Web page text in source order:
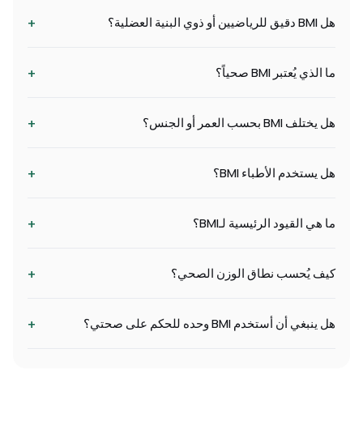
هل BMI دقيق للرياضيين أو ذوي البنية العضلية؟
ما الذي يُعتبر BMI صحياً؟
هل يختلف BMI بحسب العمر أو الجنس؟
هل يستخدم الأطباء BMI؟
ما هي القيود الرئيسية لـBMI؟
كيف يُحسب نطاق الوزن الصحي؟
هل ينبغي أن أستخدم BMI وحده للحكم على صحتي؟